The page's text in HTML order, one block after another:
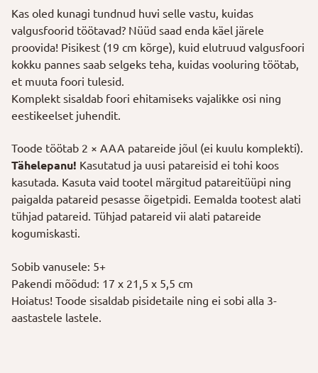
Kas oled kunagi tundnud huvi selle vastu, kuidas
valgusfoorid töötavad? Nüüd saad enda käel järele
proovida! Pisikest (19 cm kõrge), kuid elutruud valgusfoori
kokku pannes saab selgeks teha, kuidas vooluring töötab,
et muuta foori tulesid.
Komplekt sisaldab foori ehitamiseks vajalikke osi ning
eestikeelset juhendit.
Toode töötab 2 × AAA patareide jõul (ei kuulu komplekti).
Tähelepanu! Kasutatud ja uusi patareisid ei tohi koos
kasutada. Kasuta vaid tootel märgitud patareitüüpi ning
paigalda patareid pesasse õigetpidi. Eemalda tootest alati
tühjad patareid. Tühjad patareid vii alati patareide
kogumiskasti.
Sobib vanusele: 5+
Pakendi mõõdud: 17 x 21,5 x 5,5 cm
Hoiatus! Toode sisaldab pisidetaile ning ei sobi alla 3-
aastastele lastele.